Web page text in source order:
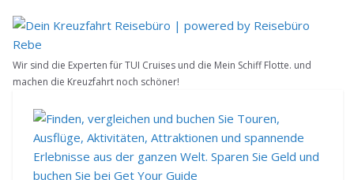
Inhalt
springen
Wir sind die Experten für TUI Cruises und die Mein Schiff Flotte. und
machen die Kreuzfahrt noch schöner!